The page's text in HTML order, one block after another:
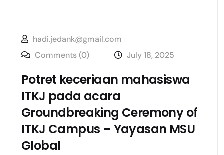
hadi.jedank@gmail.com
Comments (0)
July 18, 2025
Potret keceriaan mahasiswa
ITKJ pada acara
Groundbreaking Ceremony of
ITKJ Campus – Yayasan MSU
Global